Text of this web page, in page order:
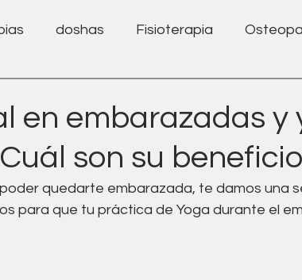
doshas Fisioterapia
digestiva Embarazo Fitness
Alimentación Suelo pelvico
en embarazadas y
son su
quedarte embarazada, te damos una
para que tu práctica de Yoga durante el